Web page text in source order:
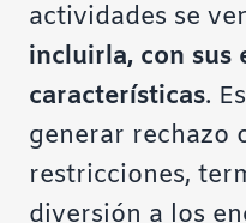
actividades se
incluirla, con sus
características.
generar rechazo
restricciones,
diversión a los